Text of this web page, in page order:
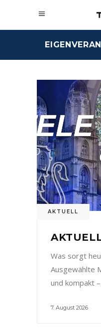
AKTUELL
Was sorgt
Ausgewählte
und kompakt –
7. August 2026